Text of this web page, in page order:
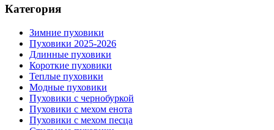
Категория
Зимние пуховики
Пуховики 2025-2026
Длинные пуховики
Короткие пуховики
Теплые пуховики
Модные пуховики
Пуховики с чернобуркой
Пуховики с мехом енота
Пуховики с мехом песца